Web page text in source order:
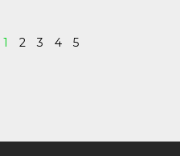
1 2 3 4 5